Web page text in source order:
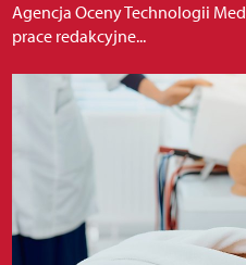
Agencja Oceny Technologii
prace redakcyjne...